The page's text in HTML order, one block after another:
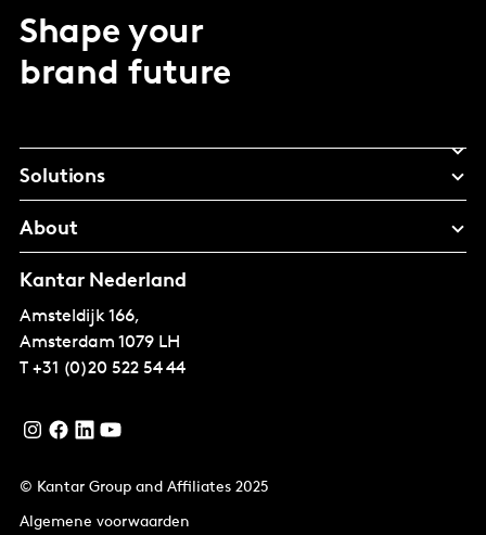
Shape your
brand future
Solutions
About
Kantar Nederland
Amsteldijk 166,
Amsterdam 1079 LH
T +31 (0)20 522 54 44
© Kantar Group and Affiliates 2025
Algemene voorwaarden